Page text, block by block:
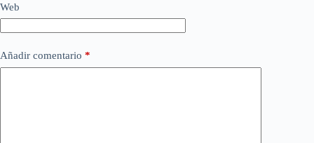
Web
Añadir comentario *